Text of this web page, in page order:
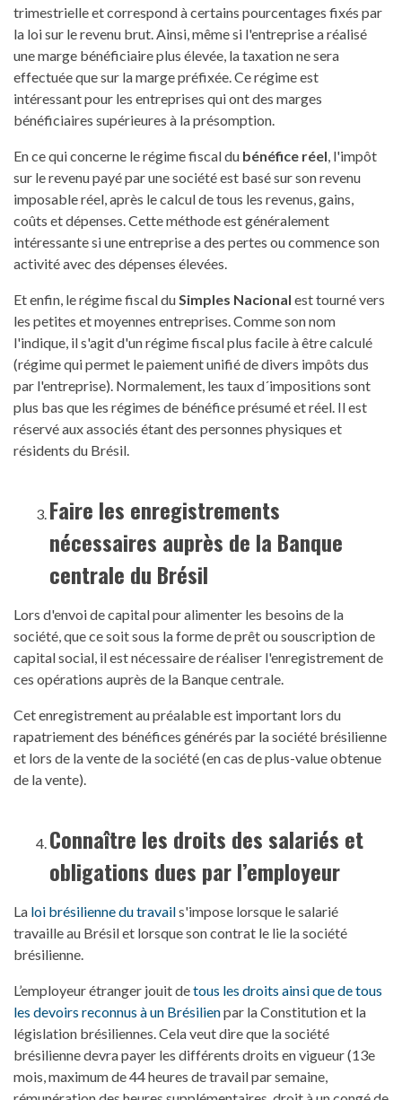
trimestrielle et correspond à certains pourcentages fixés par
la loi sur le revenu brut. Ainsi, même si l'entreprise a réalisé
une marge bénéficiaire plus élevée, la taxation ne sera
effectuée que sur la marge préfixée. Ce régime est
intéressant pour les entreprises qui ont des marges
bénéficiaires supérieures à la présomption.
En ce qui concerne le régime fiscal du bénéfice réel, l'impôt
sur le revenu payé par une société est basé sur son revenu
imposable réel, après le calcul de tous les revenus, gains,
coûts et dépenses. Cette méthode est généralement
intéressante si une entreprise a des pertes ou commence son
activité avec des dépenses élevées.
Et enfin, le régime fiscal duSimples Nacional est tourné vers
les petites et moyennes entreprises. Comme son nom
l'indique, il s'agit d'un régime fiscal plus facile à être calculé
(régime qui permet le paiement unifié de divers impôts dus
par l'entreprise). Normalement, les taux d´impositions sont
plus bas que les régimes de bénéfice présumé et réel. Il est
réservé aux associés étant des personnes physiques et
résidents du Brésil.
Faire les enregistrements
nécessaires auprès de la Banque
centrale du Brésil
Lors d'envoi de capital pour alimenter les besoins de la
société, que ce soit sous la forme de prêt ou souscription de
capital social, il est nécessaire de réaliser l'enregistrement de
ces opérations auprès de la Banque centrale.
Cet enregistrement au préalable est important lors du
rapatriement des bénéfices générés par la société brésilienne
et lors de la vente de la société (en cas de plus-value obtenue
de la vente).
Connaître les droits des salariés et
obligations dues par l’employeur
La loi brésilienne du travails'impose lorsque le salarié
travaille au Brésil et lorsque son contrat le lie la société
brésilienne.
L’employeur étranger jouit detous les droits ainsi que de tous
les devoirs reconnus à un Brésilienpar la Constitution et la
législation brésiliennes. Cela veut dire que la société
brésilienne devra payer les différents droits en vigueur (13e
mois, maximum de 44 heures de travail par semaine,